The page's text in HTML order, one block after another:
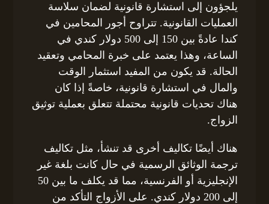
يلجؤون إلى استشارة قانونية لضمان سلاسة
العمليات القانونية. تتراوح أجور المحامين في
كندا عادةً بين 150 إلى 500 دولار كندي في
الساعة، وهذا يعتمد على خبرة المحامي وتعقيد
الحالة. قد يكون من المفيد استثمار الوقت
والمال في استشارة قانونية، خاصةً إذا كان
هناك تحديات قانونية محتملة تتعلق بعملية توثيق
الزواج.
هناك أيضًا تكاليف أخرى قد تنشأ، مثل تكاليف
ترجمة الوثائق الرسمية في حال كانت بلغة غير
الإنجليزية أو الفرنسية، مما قد يكلف ما بين 50
إلى 200 دولار كندي. على الأزواج التأكد من